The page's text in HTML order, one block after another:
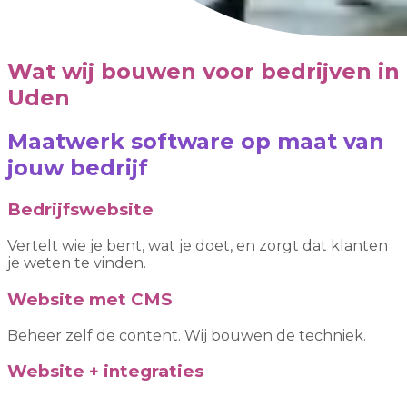
Wat wij bouwen voor bedrijven in
Uden
Maatwerk software op maat van
jouw bedrijf
Bedrijfswebsite
Vertelt wie je bent, wat je doet, en zorgt dat klanten
je weten te vinden.
Website met CMS
Beheer zelf de content. Wij bouwen de techniek.
Website + integraties